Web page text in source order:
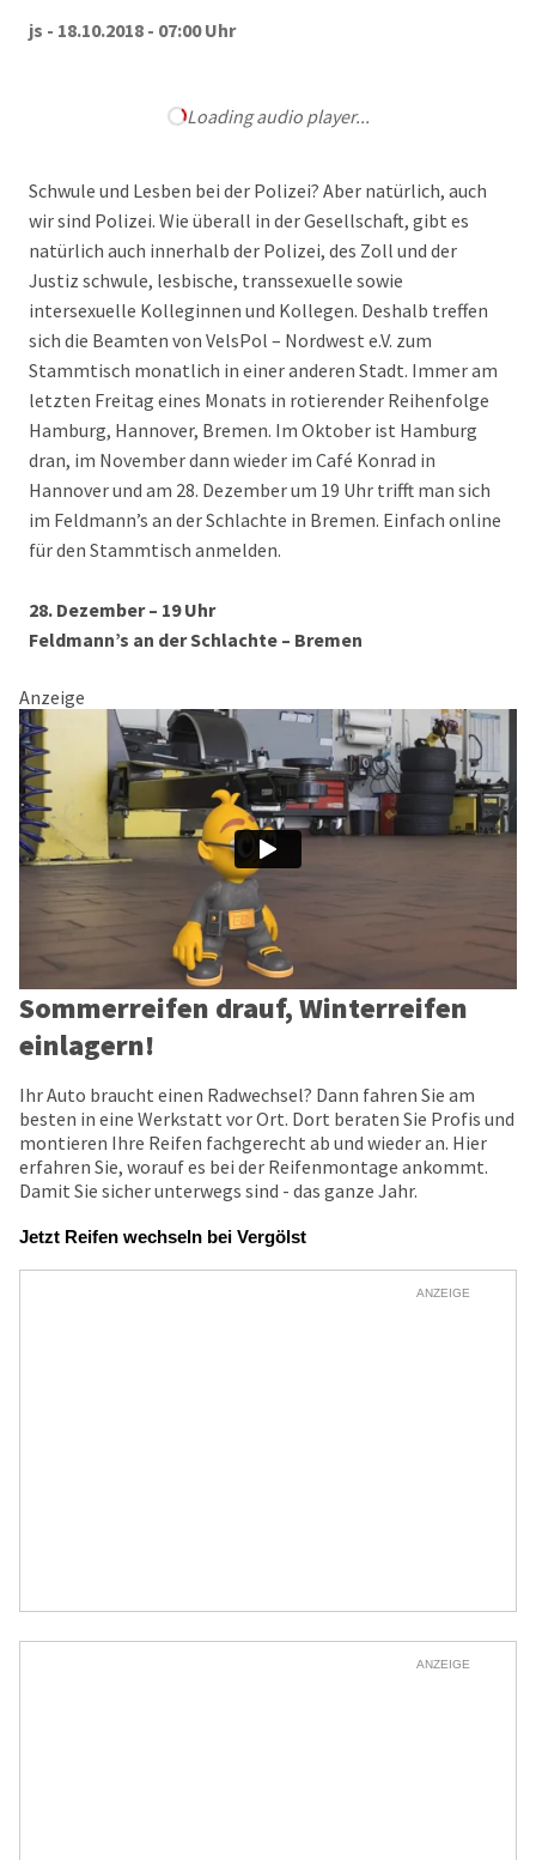
js - 18.10.2018 - 07:00 Uhr
Loading audio player...
Schwule und Lesben bei der Polizei? Aber natürlich, auch
wir sind Polizei. Wie überall in der Gesellschaft, gibt es
natürlich auch innerhalb der Polizei, des Zoll und der
Justiz schwule, lesbische, transsexuelle sowie
intersexuelle Kolleginnen und Kollegen. Deshalb treffen
sich die Beamten von VelsPol – Nordwest e.V. zum
Stammtisch monatlich in einer anderen Stadt. Immer am
letzten Freitag eines Monats in rotierender Reihenfolge
Hamburg, Hannover, Bremen. Im Oktober ist Hamburg
dran, im November dann wieder im Café Konrad in
Hannover und am 28. Dezember um 19 Uhr trifft man sich
im Feldmann’s an der Schlachte in Bremen. Einfach online
für den Stammtisch anmelden.
28. Dezember – 19 Uhr
Feldmann’s an der Schlachte – Bremen
Anzeige
Sommerreifen drauf, Winterreifen
einlagern!
Ihr Auto braucht einen Radwechsel? Dann fahren Sie am
besten in eine Werkstatt vor Ort. Dort beraten Sie Profis und
montieren Ihre Reifen fachgerecht ab und wieder an. Hier
erfahren Sie, worauf es bei der Reifenmontage ankommt.
Damit Sie sicher unterwegs sind - das ganze Jahr.
Jetzt Reifen wechseln bei Vergölst
ANZEIGE
ANZEIGE